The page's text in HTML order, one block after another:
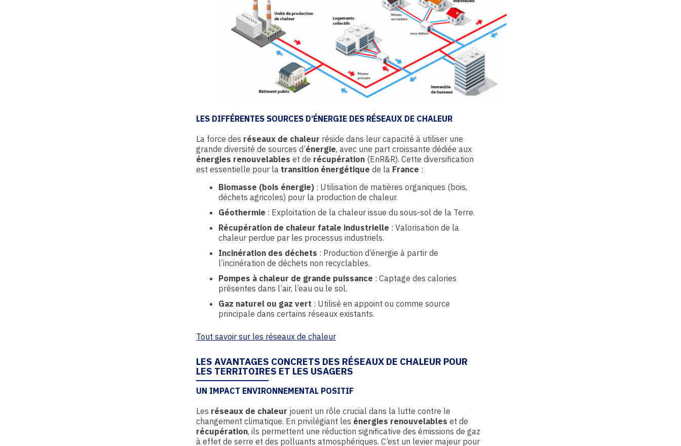
LES DIFFÉRENTES SOURCES D’ÉNERGIE DES RÉSEAUX DE CHALEUR
La force des réseaux de chaleur réside dans leur capacité à utiliser une
grande diversité de sources d’énergie, avec une part croissante dédiée aux
énergies renouvelables et de récupération (EnR&R). Cette diversification
est essentielle pour la transition énergétique de la France :
Biomasse (bois énergie) : Utilisation de matières organiques (bois,
déchets agricoles) pour la production de chaleur.
Géothermie : Exploitation de la chaleur issue du sous-sol de la Terre.
Récupération de chaleur fatale industrielle : Valorisation de la
chaleur perdue par les processus industriels.
Incinération des déchets : Production d’énergie à partir de
l’incinération de déchets non recyclables.
Pompes à chaleur de grande puissance : Captage des calories
présentes dans l’air, l’eau ou le sol.
Gaz naturel ou gaz vert : Utilisé en appoint ou comme source
principale dans certains réseaux existants.
Tout savoir sur les réseaux de chaleur
LES AVANTAGES CONCRETS DES RÉSEAUX DE CHALEUR POUR
LES TERRITOIRES ET LES USAGERS
UN IMPACT ENVIRONNEMENTAL POSITIF
Les réseaux de chaleur jouent un rôle crucial dans la lutte contre le
changement climatique. En privilégiant les énergies renouvelables et de
récupération, ils permettent une réduction significative des émissions de gaz
à effet de serre et des polluants atmosphériques. C’est un levier majeur pour